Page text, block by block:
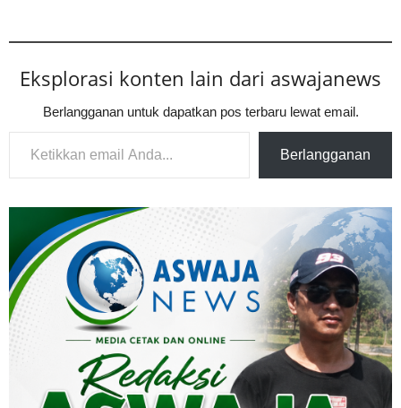
Eksplorasi konten lain dari aswajanews
Berlangganan untuk dapatkan pos terbaru lewat email.
Ketikkan email Anda...
Berlangganan